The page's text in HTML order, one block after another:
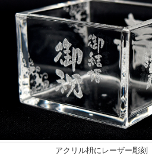
アクリル枡にレーザー彫刻